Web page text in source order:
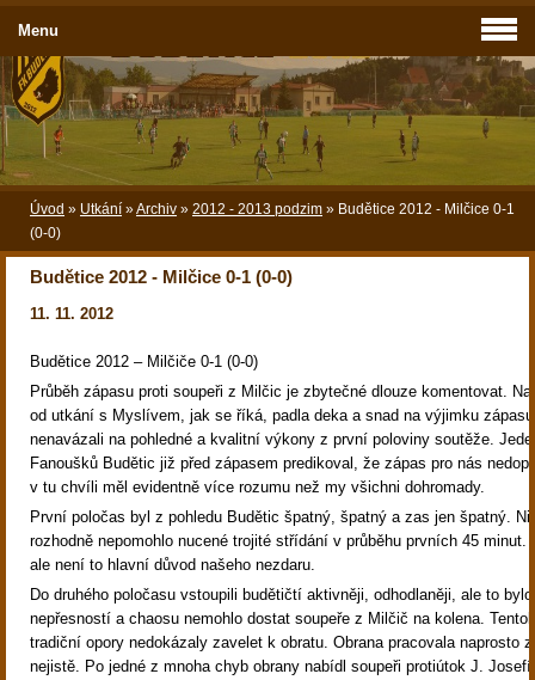
Úvod » Utkání »Archiv » 2012 - 2013 podzim » Budětice 2012 - Milčice 0-1
(0-0)
Budětice 2012 - Milčice 0-1 (0-0)
11. 11. 2012
Budětice 2012 – Milčiče 0-1 (0-0)
Průběh zápasu proti soupeři z Milčic je zbytečné dlouze komentovat.
od utkání s Myslívem, jak se říká, padla deka a snad na výjimku
nenavázali na pohledné a kvalitní výkony z první poloviny soutěže.
Fanoušků Budětic již před zápasem predikoval, že zápas pro nás
v tu chvíli měl evidentně více rozumu než my všichni dohromady.
První poločas byl z pohledu Budětic špatný, špatný a zas jen špatný.
rozhodně nepomohlo nucené trojité střídání v průběhu prvních 45 minut.
ale není to hlavní důvod našeho nezdaru.
Do druhého poločasu vstoupili budětičtí aktivněji, odhodlaněji, ale to
nepřesností a chaosu nemohlo dostat soupeře z Milčič na kolena.
tradiční opory nedokázaly zavelet k obratu. Obrana pracovala naprosto
nejistě. Po jedné z mnoha chyb obrany nabídl soupeři protiútok J.
Menu